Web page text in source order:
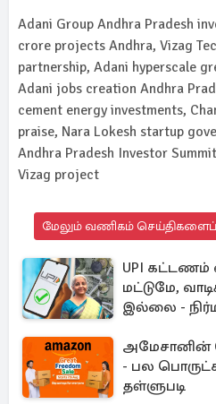
Adani Group Andhra Pradesh
crore projects Andhra, Vizag
partnership, Adani hyperscale
Adani jobs creation Andhra
cement energy investments,
praise, Nara Lokesh startup
Andhra Pradesh Investor
Vizag project
மேலும் வணிகம் செய்திகளைப்
UPI கட்டணம்
மட்டுமே,
இல்லை -
அமேசானின்
- பல
தள்ளுபடி